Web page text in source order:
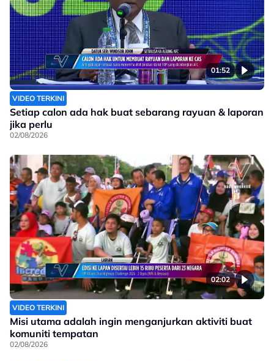
01:52
VIDEO TERKINI
Setiap calon ada hak buat sebarang rayuan & laporan
jika perlu
02/08/2026
02:02
VIDEO TERKINI
Misi utama adalah ingin menganjurkan aktiviti buat
komuniti tempatan
02/08/2026